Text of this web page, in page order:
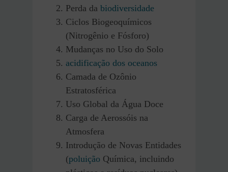
Perda da biodiversidade
Ciclos Biogeoquímicos
(Nitrogênio e Fósforo)
Mudanças no Uso do Solo
acidificação dos oceanos
Camada de Ozônio
Estratosférica
Uso Global da Água Doce
Carga de Aerossóis na
Atmosfera
Introdução de Novas Entidades
(poluição Química, incluindo